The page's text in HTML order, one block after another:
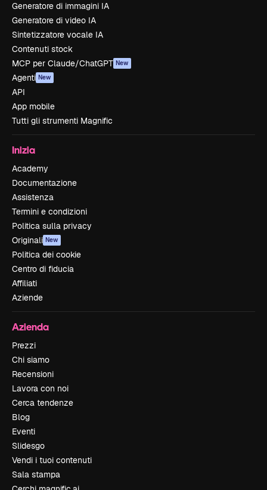
Generatore di immagini IA
Generatore di video IA
Sintetizzatore vocale IA
Contenuti stock
MCP per Claude/ChatGPT New
Agenti New
API
App mobile
Tutti gli strumenti Magnific
Inizia
Academy
Documentazione
Assistenza
Termini e condizioni
Politica sulla privacy
Originali New
Politica dei cookie
Centro di fiducia
Affiliati
Aziende
Azienda
Prezzi
Chi siamo
Recensioni
Lavora con noi
Cerca tendenze
Blog
Eventi
Slidesgo
Vendi i tuoi contenuti
Sala stampa